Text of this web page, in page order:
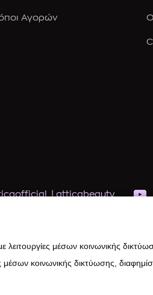
Αγορών
| atticabeauty
μέσων κοινωνικής
κοινωνικής δικτύωσης,